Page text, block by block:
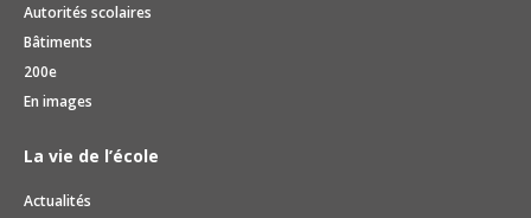
Autorités scolaires
Bâtiments
200e
En images
La vie de l’école
Actualités